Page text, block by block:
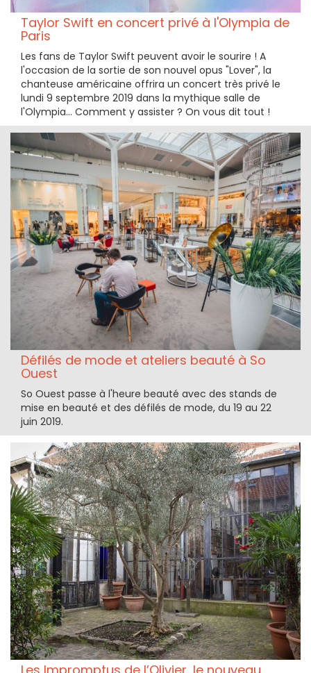
Taylor Swift en concert privé à l'Olympia de
Paris
Les fans de Taylor Swift peuvent avoir le sourire ! A
l'occasion de la sortie de son nouvel opus "Lover", la
chanteuse américaine offrira un concert très privé le
lundi 9 septembre 2019 dans la mythique salle de
l'Olympia... Comment y assister ? On vous dit tout !
Défilés de mode et ateliers beauté à So
Ouest
So Ouest passe à l'heure beauté avec des stands de
mise en beauté et des défilés de mode, du 19 au 22
juin 2019.